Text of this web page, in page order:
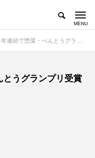
惣菜・べんとうグランプリ受賞 穴子丼は金賞に輝く
とうグランプリ受賞